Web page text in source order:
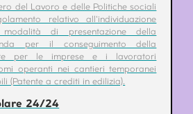
del Lavoro e delle Politiche sociali
relativo all'individuazione
di presentazione della
per il conseguimento della
per le imprese e i lavoratori
operanti nei cantieri temporanei
(Patente a crediti in edilizia).
24/24